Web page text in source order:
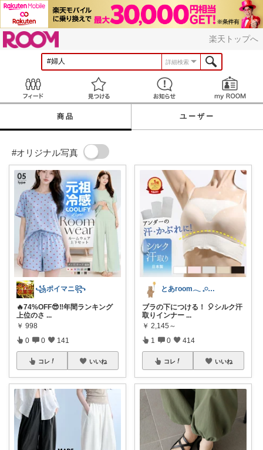
楽天トップへ
詳細検索
見つける お知らせ
商品 ユーザー
#オリジナル写真
꧁ポイマニ꧂
🔥74%OFF😎‼️年間ランキング
上位のさ ...
￥ 998
0 0 141
コレ いいね
とあroom𓂃 𓈒𓏸心地よい衣食住
ブラの下につける！ 🎈シルク汗
取りインナー ...
￥ 2,145～
1 0 414
コレ いいね